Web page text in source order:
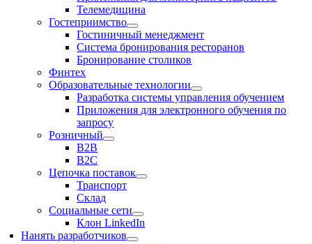
Телемедицина
Гостеприимство
Гостиничный менеджмент
Система бронирования ресторанов
Бронирование столиков
Финтех
Образовательные технологии
Разработка системы управления обучением
Приложения для электронного обучения по
запросу
Розничный
В2В
В2С
Цепочка поставок
Транспорт
Склад
Социальные сети
Клон LinkedIn
Нанять разработчиков